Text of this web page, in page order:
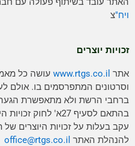
ויח"צ
זכויות יוצרים
אתר www.rtgs.co.il עושה כל
וסרטונים המתפרסמים בו. אולם
ברחבי הרשת ולא מתאפשרת הגעה
בהתאם לסעיף 27א'
עקב בעלות על זכויות היוצרים של
להנהלת האתר
office@rtgs.co.il